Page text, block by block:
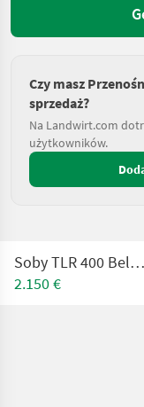
Czy masz
sprzedaż?
Na Landwirt.com
użytkowników.
Soby TLR 400 Belüftungsgebläse
2.150 €